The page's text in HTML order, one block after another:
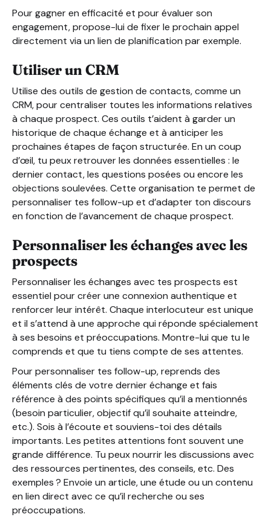
Pour gagner en efficacité et pour évaluer son
engagement, propose-lui de fixer le prochain appel
directement via un lien de planification par exemple.
Utiliser un CRM
Utilise des outils de gestion de contacts, comme un
CRM, pour centraliser toutes les informations relatives
à chaque prospect. Ces outils t’aident à garder un
historique de chaque échange et à anticiper les
prochaines étapes de façon structurée. En un coup
d’œil, tu peux retrouver les données essentielles : le
dernier contact, les questions posées ou encore les
objections soulevées. Cette organisation te permet de
personnaliser tes follow-up et d’adapter ton discours
en fonction de l’avancement de chaque prospect.
Personnaliser les échanges avec les
prospects
Personnaliser les échanges avec tes prospects est
essentiel pour créer une connexion authentique et
renforcer leur intérêt. Chaque interlocuteur est unique
et il s’attend à une approche qui réponde spécialement
à ses besoins et préoccupations. Montre-lui que tu le
comprends et que tu tiens compte de ses attentes.
Pour personnaliser tes follow-up, reprends des
éléments clés de votre dernier échange et fais
référence à des points spécifiques qu’il a mentionnés
(besoin particulier, objectif qu’il souhaite atteindre,
etc.). Sois à l’écoute et souviens-toi des détails
importants. Les petites attentions font souvent une
grande différence. Tu peux nourrir les discussions avec
des ressources pertinentes, des conseils, etc. Des
exemples ? Envoie un article, une étude ou un contenu
en lien direct avec ce qu’il recherche ou ses
préoccupations.